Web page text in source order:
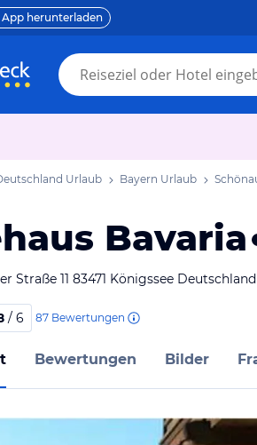
App herunterladen
Urlaub Bayern Urlaub
Bavaria
Straße 11 83471 Königssee Deutschland
/ 6 87 Bewertungen
Bewertungen Bilder